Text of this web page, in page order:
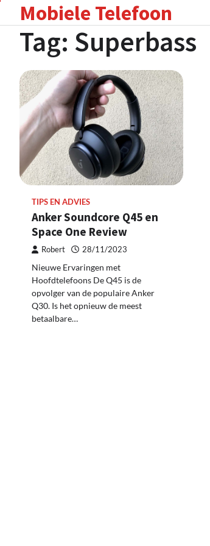
content
Mobiele Telefoon
Tag: Superbass
TIPS EN ADVIES
Anker Soundcore Q45 en
Space One Review
Robert 28/11/2023
Nieuwe Ervaringen met
Hoofdtelefoons De Q45 is de
opvolger van de populaire Anker
Q30. Is het opnieuw de meest
betaalbare…